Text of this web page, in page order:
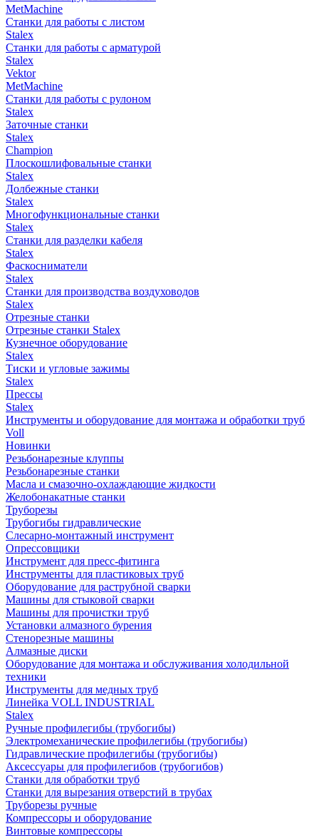
MetMachine
Станки для работы с листом
Stalex
Станки для работы с арматурой
Stalex
Vektor
MetMachine
Станки для работы с рулоном
Stalex
Заточные станки
Stalex
Champion
Плоскошлифовальные станки
Stalex
Долбежные станки
Stalex
Многофункциональные станки
Stalex
Станки для разделки кабеля
Stalex
Фаскосниматели
Stalex
Станки для производства воздуховодов
Stalex
Отрезные станки
Отрезные станки Stalex
Кузнечное оборудование
Stalex
Тиски и угловые зажимы
Stalex
Прессы
Stalex
Инструменты и оборудование для монтажа и обработки труб
Voll
Новинки
Резьбонарезные клуппы
Резьбонарезные станки
Масла и смазочно-охлаждающие жидкости
Желобонакатные станки
Труборезы
Трубогибы гидравлические
Слесарно-монтажный инструмент
Опрессовщики
Инструмент для пресс-фитинга
Инструменты для пластиковых труб
Оборудование для раструбной сварки
Машины для стыковой сварки
Машины для прочистки труб
Установки алмазного бурения
Стенорезные машины
Алмазные диски
Оборудование для монтажа и обслуживания холодильной
техники
Инструменты для медных труб
Линейка VOLL INDUSTRIAL
Stalex
Ручные профилегибы (трубогибы)
Электромеханические профилегибы (трубогибы)
Гидравлические профилегибы (трубогибы)
Аксессуары для профилегибов (трубогибов)
Станки для обработки труб
Станки для вырезания отверстий в трубах
Труборезы ручные
Компрессоры и оборудование
Винтовые компрессоры